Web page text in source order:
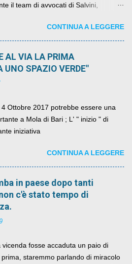
il team di avvocati di Salvini,
CONTINUA A LEGGERE
AL VIA LA PRIMA
SPAZIO VERDE"
Ottobre 2017 potrebbe essere una
a Mola di Bari ; L' " inizio " di
iniziativa
CONTINUA A LEGGERE
in paese dopo tanti
c'è stato tempo di
vicenda fosse accaduta un paio di
staremmo parlando di miracolo